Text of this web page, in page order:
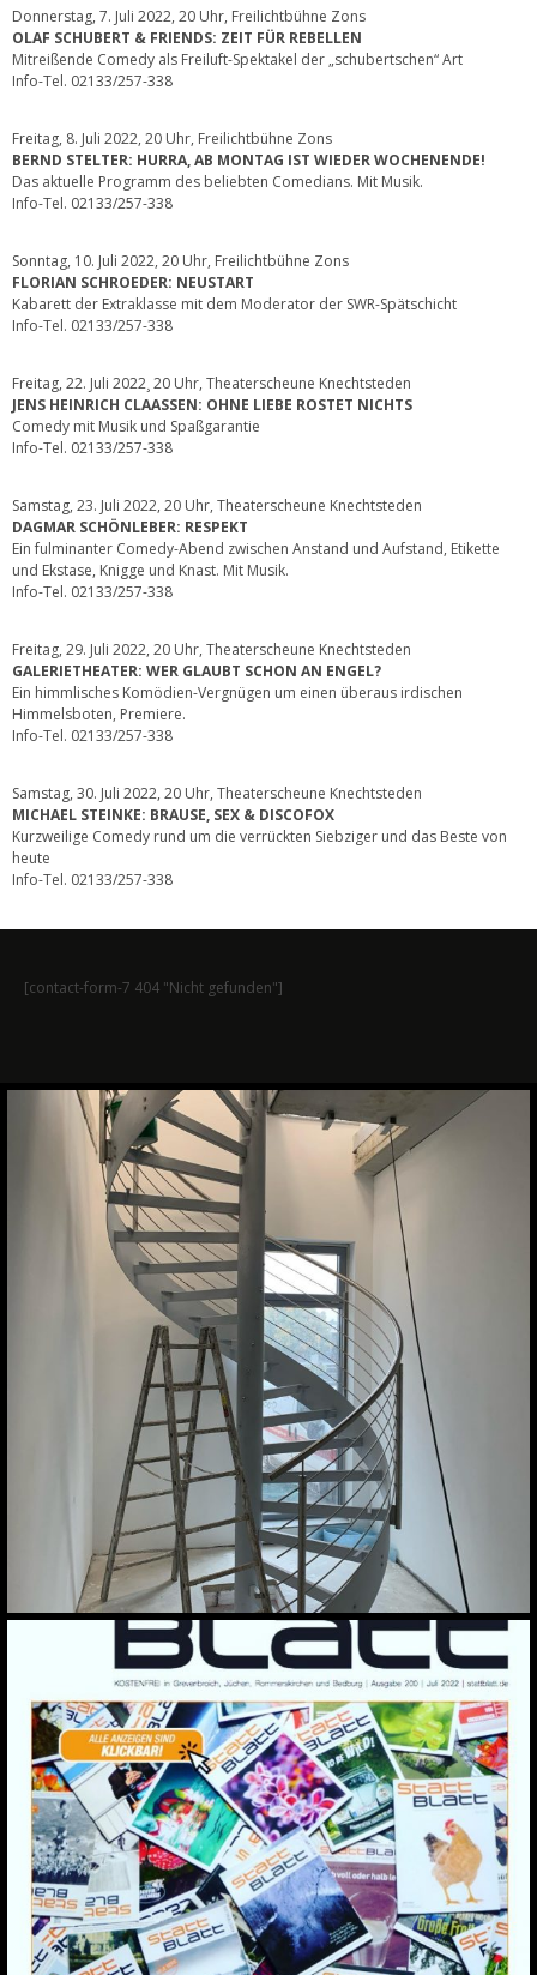
Donnerstag, 7. Juli 2022, 20 Uhr, Freilichtbühne Zons
OLAF SCHUBERT & FRIENDS: ZEIT FÜR REBELLEN
Mitreißende Comedy als Freiluft-Spektakel der „schubertschen“ Art
Info-Tel. 02133/257-338
Freitag, 8. Juli 2022, 20 Uhr, Freilichtbühne Zons
BERND STELTER: HURRA, AB MONTAG IST WIEDER WOCHENENDE!
Das aktuelle Programm des beliebten Comedians. Mit Musik.
Info-Tel. 02133/257-338
Sonntag, 10. Juli 2022, 20 Uhr, Freilichtbühne Zons
FLORIAN SCHROEDER: NEUSTART
Kabarett der Extraklasse mit dem Moderator der SWR-Spätschicht
Info-Tel. 02133/257-338
Freitag, 22. Juli 2022¸ 20 Uhr, Theaterscheune Knechtsteden
JENS HEINRICH CLAASSEN: OHNE LIEBE ROSTET NICHTS
Comedy mit Musik und Spaßgarantie
Info-Tel. 02133/257-338
Samstag, 23. Juli 2022, 20 Uhr, Theaterscheune Knechtsteden
DAGMAR SCHÖNLEBER: RESPEKT
Ein fulminanter Comedy-Abend zwischen Anstand und Aufstand, Etikette
und Ekstase, Knigge und Knast. Mit Musik.
Info-Tel. 02133/257-338
Freitag, 29. Juli 2022, 20 Uhr, Theaterscheune Knechtsteden
GALERIETHEATER: WER GLAUBT SCHON AN ENGEL?
Ein himmlisches Komödien-Vergnügen um einen überaus irdischen
Himmelsboten, Premiere.
Info-Tel. 02133/257-338
Samstag, 30. Juli 2022, 20 Uhr, Theaterscheune Knechtsteden
MICHAEL STEINKE: BRAUSE, SEX & DISCOFOX
Kurzweilige Comedy rund um die verrückten Siebziger und das Beste von
heute
Info-Tel. 02133/257-338
[contact-form-7 404 "Nicht gefunden"]